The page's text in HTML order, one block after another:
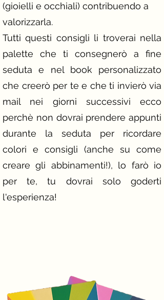
(gioielli e occhiali) contribuendo a
valorizzarla.
Tutti questi consigli li troverai nella
palette che ti consegnerò a fine
seduta e nel book personalizzato
che creerò per te e che ti invierò via
mail nei giorni successivi​ ecco
perchè non dovrai prendere appunti
durante la seduta per ricordare
colori e consigli (anche su come
creare gli abbinamenti!), lo farò io
per te, tu dovrai solo goderti
l'esperienza!